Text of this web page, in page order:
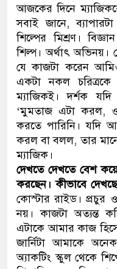
আজকের দিনে
সবাই জানে,
শিল্পের মিশ্রণ।
শিল্প। অর্থাৎ অভিনয়।
যে কাজটা করেন
একটা নকল
ম্যাজিকই। দর্শক
‘মুমতাজ এটা করল,
করতে পারিনি। যদি
করল বা বলল, তার মানে
ম্যাজিক।
দেখতে দেখতে বেশ
করছেন। কীভাবে
কোস্টার রাইড। প্রচুর
নয়। কাজটা অত্যন্ত
এটাকে আমার কাজ
জার্নিটা আমাকে
অ্যাকটিং স্কুল থেকে